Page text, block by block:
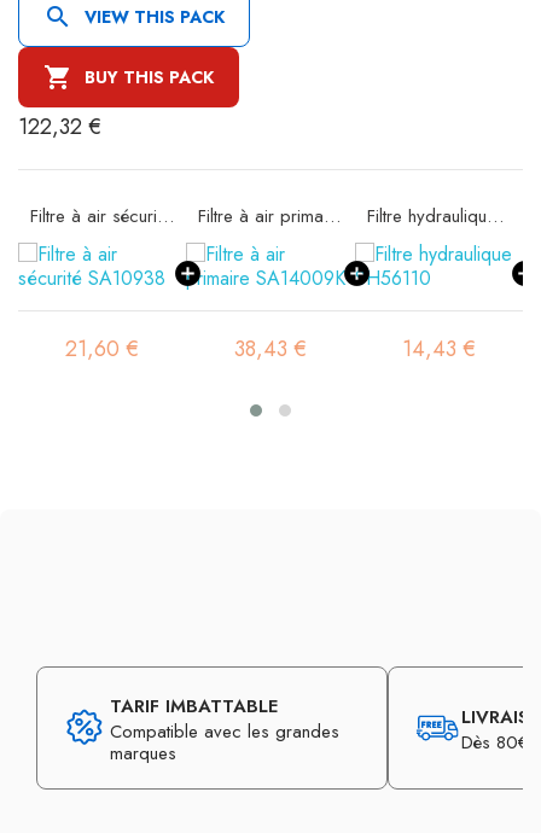
 VIEW THIS PACK
 BUY THIS PACK
122,32 €
Filtre à air sécurité SA10938
21,60 €
Filtre à air primaire SA14009K
38,43 €
Filtre hydraulique SH56110
14,43 €
TARIF IMBATTABLE
Compatible avec les grandes
marques
Dès 80€